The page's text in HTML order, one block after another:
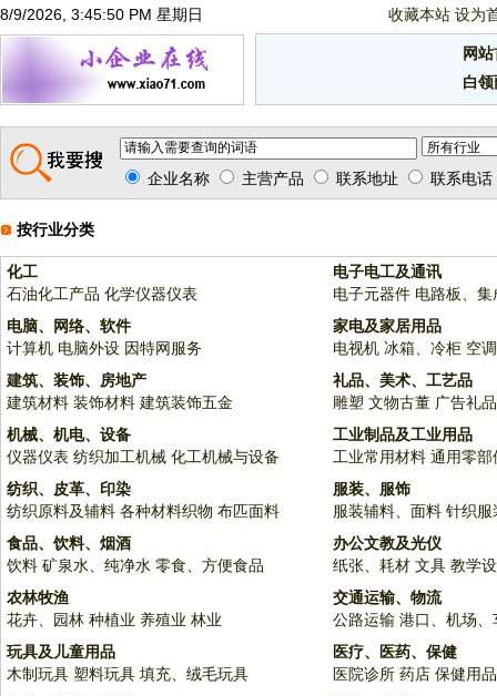
8/9/2026, 3:45:50 PM 星期日 收藏本站 设为
网
白
企业名称 主营产品 联系地址 联系电话
按行业分类
化工
石油化工产品 化学仪器仪表
电子电工及通讯
电子元器件 电路板、集
电脑、网络、软件
计算机 电脑外设 因特网服务
家电及家居用品
电视机 冰箱、冷柜 空调
建筑、装饰、房地产
建筑材料 装饰材料 建筑装饰五金
礼品、美术、工艺品
雕塑 文物古董 广告礼品
机械、机电、设备
仪器仪表 纺织加工机械 化工机械与设备
工业制品及工业用品
工业常用材料 通用零部
纺织、皮革、印染
纺织原料及辅料 各种材料织物 布匹面料
服装、服饰
服装辅料、面料 针织服
食品、饮料、烟酒
饮料 矿泉水、纯净水 零食、方便食品
办公文教及光仪
纸张、耗材 文具 教学
农林牧渔
花卉、园林 种植业 养殖业 林业
交通运输、物流
公路运输 港口、机场、
玩具及儿童用品
木制玩具 塑料玩具 填充、绒毛玩具
医疗、医药、保健
医院诊所 药店 保健用品